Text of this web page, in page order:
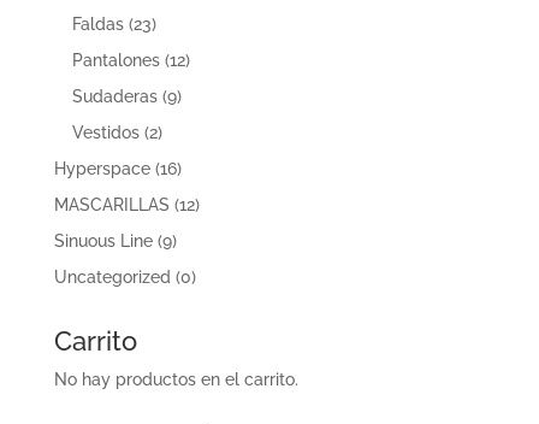
Faldas (23)
Pantalones (12)
Sudaderas (9)
Vestidos (2)
Hyperspace (16)
MASCARILLAS (12)
Sinuous Line (9)
Uncategorized (0)
Carrito
No hay productos en el carrito.